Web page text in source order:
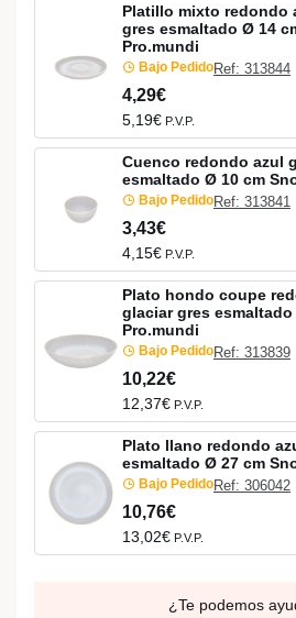
Platillo mixto redondo
gres esmaltado Ø 14
Pro.mundi
Bajo PedidoRef: 313844
4,29€
5,19€ P.V.P.
Cuenco redondo azul
esmaltado Ø 10 cm
Bajo PedidoRef: 313841
3,43€
4,15€ P.V.P.
Plato hondo coupe
glaciar gres
Pro.mundi
Bajo PedidoRef: 313839
10,22€
12,37€ P.V.P.
Plato llano redondo
esmaltado Ø 27 cm
Bajo PedidoRef: 306042
10,76€
13,02€ P.V.P.
¿Te podemos